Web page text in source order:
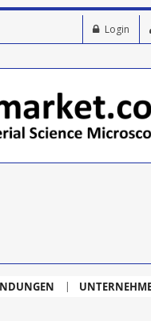
Login